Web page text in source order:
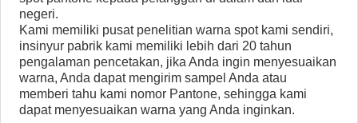
negeri.
Kami memiliki pusat penelitian warna spot kami sendiri,
insinyur pabrik kami memiliki lebih dari 20 tahun
pengalaman pencetakan, jika Anda ingin menyesuaikan
warna, Anda dapat mengirim sampel Anda atau
memberi tahu kami nomor Pantone, sehingga kami
dapat menyesuaikan warna yang Anda inginkan.